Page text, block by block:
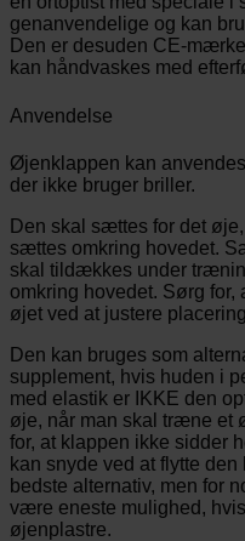
genanvendelige og kan
Den er desuden CE-
kan håndvaskes med
Anvendelse
Øjenklappen kan
der ikke bruger briller.
Den skal sættes for det
sættes omkring hovedet.
skal tildækkes under
omkring hovedet. Sørg
øjet ved at justere
Den kan bruges som
supplement, hvis huden i
med elastik er IKKE den
øje, når man skal træne et
for, at klappen ikke sidder
kan snyde ved at flytte
bedste alternativ, men for
være eneste mulighed,
øjenplastre.